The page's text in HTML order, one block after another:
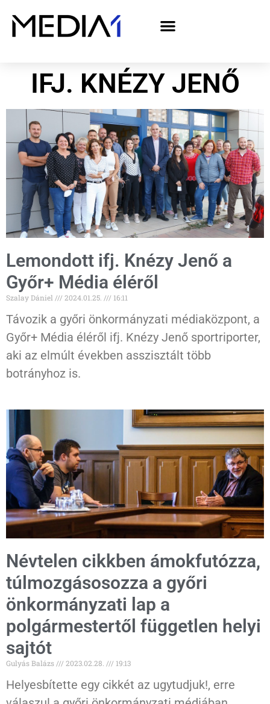
IFJ. KNÉZY JENŐ
Lemondott ifj. Knézy Jenő a
Győr+ Média éléről
Szalay Dániel 2024.01.25. 16:11
Távozik a győri önkormányzati médiaközpont, a
Győr+ Média éléről ifj. Knézy Jenő sportriporter,
aki az elmúlt években asszisztált több
botrányhoz is.
Névtelen cikkben ámokfutózza,
túlmozgásosozza a győri
önkormányzati lap a
polgármestertől független helyi
sajtót
Gulyás Balázs 2023.02.28. 19:13
Helyesbítette egy cikkét az ugytudjuk!, erre